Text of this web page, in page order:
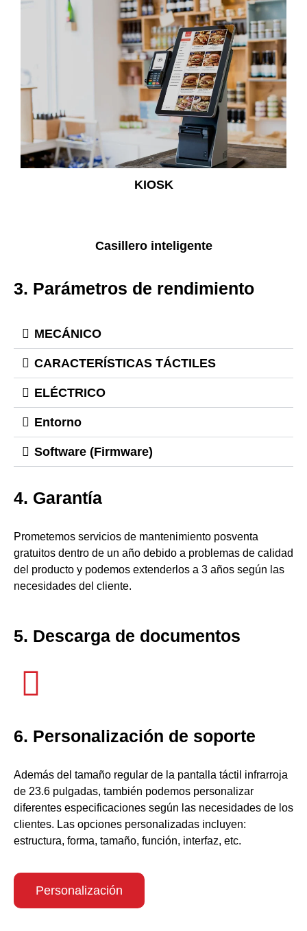
KIOSK
Casillero inteligente
3. Parámetros de rendimiento
MECÁNICO
CARACTERÍSTICAS TÁCTILES
ELÉCTRICO
Entorno
Software (Firmware)
4. Garantía
Prometemos servicios de mantenimiento posventa
gratuitos dentro de un año debido a problemas de calidad
del producto y podemos extenderlos a 3 años según las
necesidades del cliente.
5. Descarga de documentos
6. Personalización de soporte
Además del tamaño regular de la pantalla táctil infrarroja
de 23.6 pulgadas, también podemos personalizar
diferentes especificaciones según las necesidades de los
clientes. Las opciones personalizadas incluyen:
estructura, forma, tamaño, función, interfaz, etc.
Personalización